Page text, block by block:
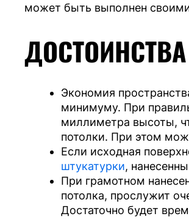
может быть выполнен
Экономия
минимуму. При
миллиметра высоты,
потолки. При этом
Если исходная
штукатурки,
При грамотном
потолка, прослужит
Достаточно будет